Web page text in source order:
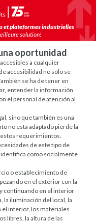
et plateformes industrielles
solution!
oportunidad
a cualquier
accesibilidad no sólo se
se ha de tener en
entender la información
el personal de atención al
sino que también es una
no está adaptado pierde la
estos requerimientos.
de este tipo de
identifica como socialmente
o establecimiento de
en el exterior con la
continuando en el interior
la iluminación del local, la
el interior, los materiales
libres, la altura de las